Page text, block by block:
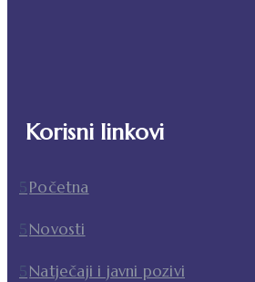
Korisni linkovi
Početna
Novosti
Natječaji i javni pozivi